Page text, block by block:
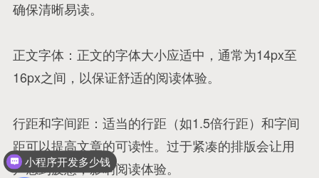
确保清晰易读。
正文字体：正文的字体大小应适中，通常为14px至
16px之间，以保证舒适的阅读体验。
行距和字间距：适当的行距（如1.5倍行距）和字间
距可以提高文章的可读性。过于紧凑的排版会让用
户感到疲惫，影响阅读体验。
小程序开发多少钱